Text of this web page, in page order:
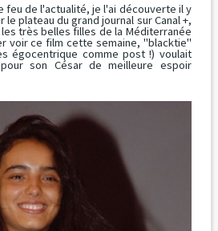
feu de l'actualité, je l'ai découverte il y
le plateau du grand journal sur Canal +,
très belles filles de la Méditerranée
voir ce film cette semaine, "blacktie"
égocentrique comme post !) voulait
son César de meilleure espoir